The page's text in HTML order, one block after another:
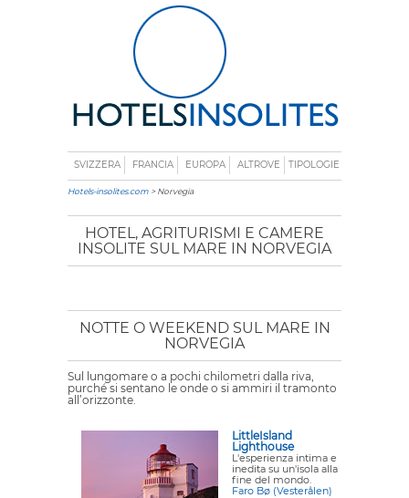
SVIZZERA FRANCIA EUROPA ALTROVE TIPOLOGIE
Hotels-insolites.com > Norvegia
HOTEL, AGRITURISMI E CAMERE
INSOLITE SUL MARE IN NORVEGIA
NOTTE O WEEKEND SUL MARE IN
NORVEGIA
Sul lungomare o a pochi chilometri dalla riva,
purché si sentano le onde o si ammiri il tramonto
all’orizzonte.
LittleIsland
Lighthouse
L'esperienza intima e
inedita su un'isola alla
fine del mondo.
Faro Bø (Vesterålen)